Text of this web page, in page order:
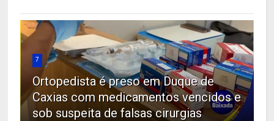
7
Ortopedista é preso em Duque de
Caxias com medicamentos vencidos e
sob suspeita de falsas cirurgias